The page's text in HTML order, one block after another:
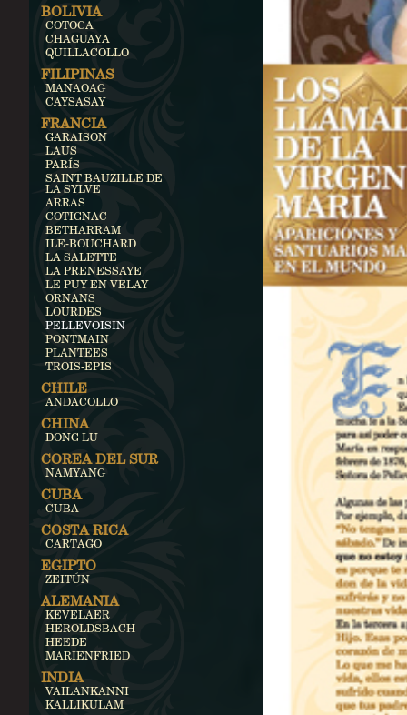
BOLIVIA
COTOCA
CHAGUAYA
QUILLACOLLO
FILIPINAS
MANAOAG
CAYSASAY
FRANCIA
GARAISON
LAUS
PARÍS
SAINT BAUZILLE DE
LA SYLVE
ARRAS
COTIGNAC
BETHARRAM
ILE-BOUCHARD
LA SALETTE
LA PRENESSAYE
LE PUY EN VELAY
ORNANS
LOURDES
PELLEVOISIN
PONTMAIN
PLANTEES
TROIS-EPIS
CHILE
ANDACOLLO
CHINA
DONG LU
COREA DEL SUR
NAMYANG
CUBA
CUBA
COSTA RICA
CARTAGO
EGIPTO
ZEITÚN
ALEMANIA
KEVELAER
HEROLDSBACH
HEEDE
MARIENFRIED
INDIA
VAILANKANNI
KALLIKULAM